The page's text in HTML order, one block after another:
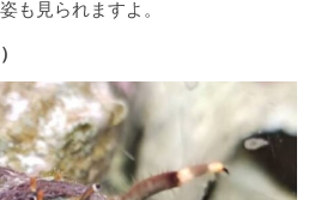
も見られますよ。